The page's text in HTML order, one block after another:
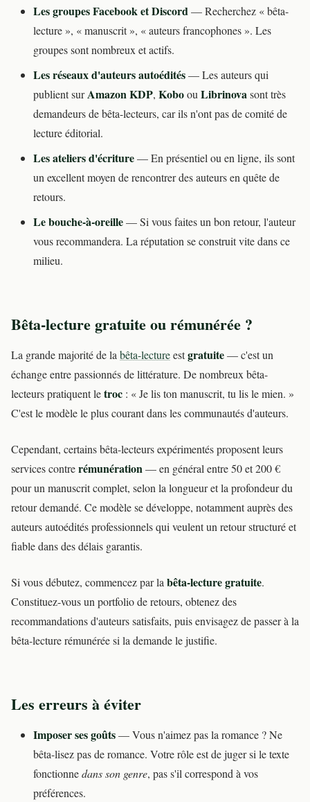
Les groupes Facebook et Discord— Recherchez « bêta-
lecture », « manuscrit », « auteurs francophones ». Les
groupes sont nombreux et actifs.
Les réseaux d'auteurs autoédités— Les auteurs qui
publient surAmazon KDP, KoboouLibrinovasont très
demandeurs de bêta-lecteurs, car ils n'ont pas de comité de
lecture éditorial.
Les ateliers d'écriture— En présentiel ou en ligne, ils sont
un excellent moyen de rencontrer des auteurs en quête de
retours.
Le bouche-à-oreille— Si vous faites un bon retour, l'auteur
vous recommandera. La réputation se construit vite dans ce
milieu.
Bêta-lecture gratuite ou rémunérée ?
La grande majorité de labêta-lectureestgratuite— c'est un
échange entre passionnés de littérature. De nombreux bêta-
lecteurs pratiquent letroc : « Je lis ton manuscrit, tu lis le mien. »
C'est le modèle le plus courant dans les communautés d'auteurs.
Cependant, certains bêta-lecteurs expérimentés proposent leurs
services contrerémunération— en général entre 50 et 200 €
pour un manuscrit complet, selon la longueur et la profondeur du
retour demandé. Ce modèle se développe, notamment auprès des
auteurs autoédités professionnels qui veulent un retour structuré et
fiable dans des délais garantis.
Si vous débutez, commencez par labêta-lecture gratuite.
Constituez-vous un portfolio de retours, obtenez des
recommandations d'auteurs satisfaits, puis envisagez de passer à la
bêta-lecture rémunérée si la demande le justifie.
Les erreurs à éviter
Imposer ses goûts— Vous n'aimez pas la romance ? Ne
bêta-lisez pas de romance. Votre rôle est de juger si le texte
fonctionnedans son genre, pas s'il correspond à vos
préférences.